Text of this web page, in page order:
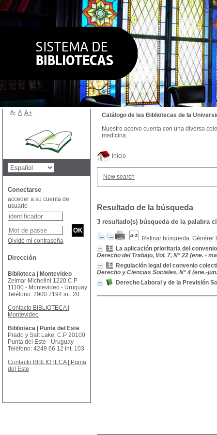
Inicio
New search
Resultado de la búsqueda
3 resultado(s) búsqueda de la palabra
Refinar búsqueda Générer
La aplicación prioritaria del
Derecho del Trabajo, Vol. 7, N° 22 (ene. -
Regulación legal del convenio
Derecho y Ciencias Sociales, N° 4 (ene.-
Derecho Laboral y de la Previsión
Catálogo de las Bibliotecas de la
Nuestro acervo cuenta con una diversa
medicina.
A- A A+
Conectarse
acceder a su cuenta de
usuario
Olvidé mi contraseña
Dirección
Biblioteca | Montevideo
Zelmar Michelini 1220 C.P
11100 - Montevideo - Uruguay
Teléfono: 2900 7194 int. 20
Contacto BIBLIOTECA |
Montevideo
Biblioteca | Punta del Este
Prado y Salt Lake, C.P 20100
Punta del Este - Uruguay
Teléfono: 4249 66 12 int. 103
Contacto BIBLIOTECA | Punta
del Este